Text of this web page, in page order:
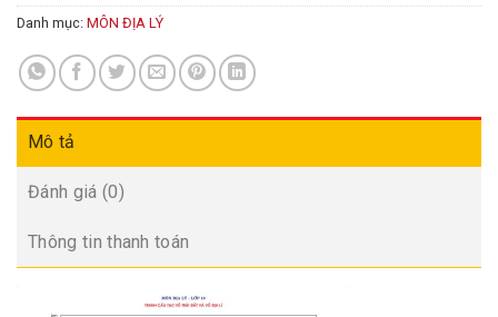
Danh mục: MÔN ĐỊA LÝ
Mô tả
Đánh giá (0)
Thông tin thanh toán